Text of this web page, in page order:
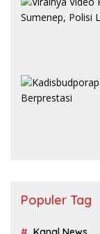
Populer Tag